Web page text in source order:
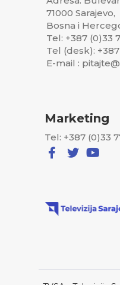
71000 Sarajevo,
Bosna i
Tel: +387 (0)33
Tel (desk):
E-mail :
Marketing
Tel: +387 (0)33